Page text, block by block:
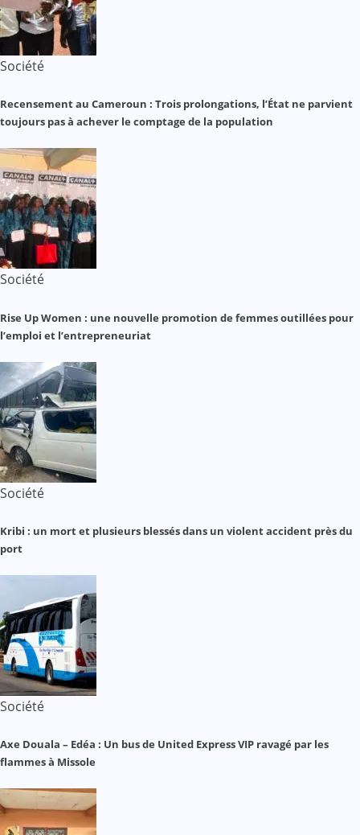
Société
Recensement au Cameroun : Trois prolongations, l’État ne parvient
toujours pas à achever le comptage de la population
Société
Rise Up Women : une nouvelle promotion de femmes outillées pour
l’emploi et l’entrepreneuriat
Société
Kribi : un mort et plusieurs blessés dans un violent accident près du
port
Société
Axe Douala – Edéa : Un bus de United Express VIP ravagé par les
flammes à Missole